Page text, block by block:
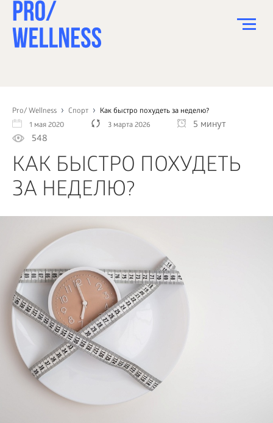
Pro/ Wellness Спорт
Как быстро похудеть за неделю?
1 мая 2020
3 марта 2026
5 минут
548
КАК БЫСТРО ПОХУДЕТЬ
ЗА НЕДЕЛЮ?
СПОРТ
ЗДОРОВЬЕ
КРАСОТА
ПСИХОЛОГИЯ
КАК?
БИЗНЕС